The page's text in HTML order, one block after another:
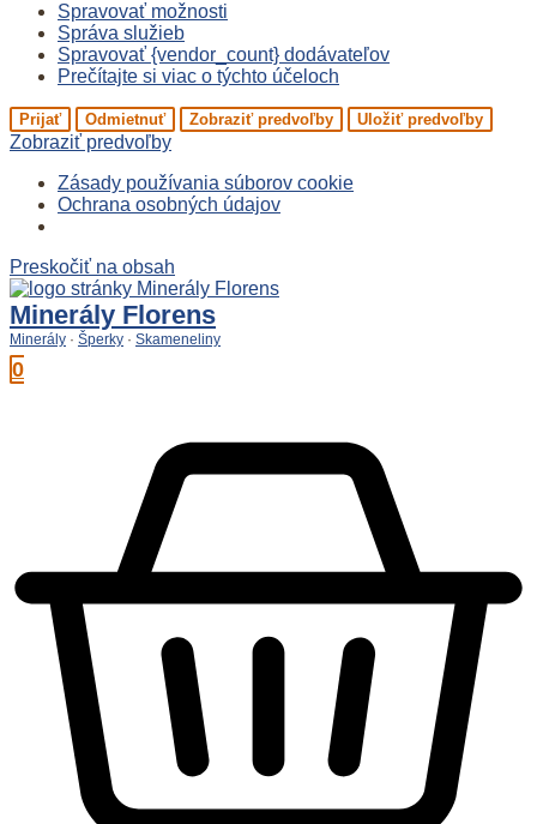
Spravovať možnosti
Správa služieb
Spravovať {vendor_count} dodávateľov
Prečítajte si viac o týchto účeloch
Prijať Odmietnuť Zobraziť predvoľby Uložiť predvoľby
Zobraziť predvoľby
Zásady používania súborov cookie
Ochrana osobných údajov
Preskočiť na obsah
Minerály Florens
Minerály · Šperky · Skameneliny
0